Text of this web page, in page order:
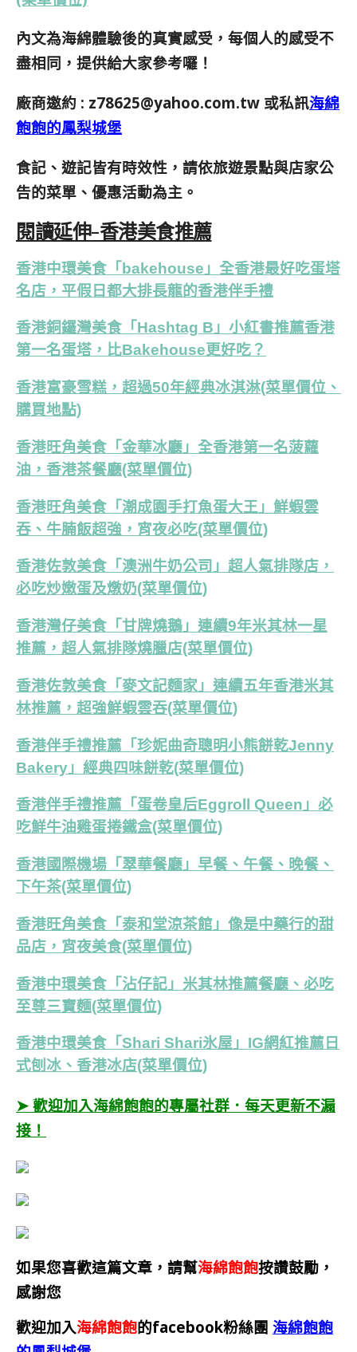
內文為海綿體驗後的真實感受，每個人的感受不
盡相同，提供給大家參考囉！
廠商邀約 : z78625@yahoo.com.tw 或私訊海綿
飽飽的鳳梨城堡
食記、遊記皆有時效性，請依旅遊景點與店家公
告的菜單、優惠活動為主。
閱讀延伸-香港美食推薦
香港中環美食「bakehouse」全香港最好吃蛋塔
名店，平假日都大排長龍的香港伴手禮
香港銅鑼灣美食「Hashtag B」小紅書推薦香港
第一名蛋塔，比Bakehouse更好吃？
香港富豪雪糕，超過50年經典冰淇淋(菜單價位、
購買地點)
香港旺角美食「金華冰廳」全香港第一名菠蘿
油，香港茶餐廳(菜單價位)
香港旺角美食「潮成園手打魚蛋大王」鮮蝦雲
吞、牛腩飯超強，宵夜必吃(菜單價位)
香港佐敦美食「澳洲牛奶公司」超人氣排隊店，
必吃炒嫩蛋及燉奶(菜單價位)
香港灣仔美食「甘牌燒鵝」連續9年米其林一星
推薦，超人氣排隊燒臘店(菜單價位)
香港佐敦美食「麥文記麵家」連續五年香港米其
林推薦，超強鮮蝦雲吞(菜單價位)
香港伴手禮推薦「珍妮曲奇聰明小熊餅乾Jenny
Bakery」經典四味餅乾(菜單價位)
香港伴手禮推薦「蛋卷皇后Eggroll Queen」必
吃鮮牛油雞蛋捲鐵盒(菜單價位)
香港國際機場「翠華餐廳」早餐、午餐、晚餐、
下午茶(菜單價位)
香港旺角美食「泰和堂涼茶館」像是中藥行的甜
品店，宵夜美食(菜單價位)
香港中環美食「沾仔記」米其林推薦餐廳、必吃
至尊三寶麵(菜單價位)
香港中環美食「Shari Shari氷屋」IG網紅推薦日
式刨冰、香港冰店(菜單價位)
➤ 歡迎加入海綿飽飽的專屬社群．每天更新不漏
接！
如果您喜歡這篇文章，請幫海綿飽飽按讚鼓勵，
感謝您
歡迎加入海綿飽飽的facebook粉絲團 海綿飽飽